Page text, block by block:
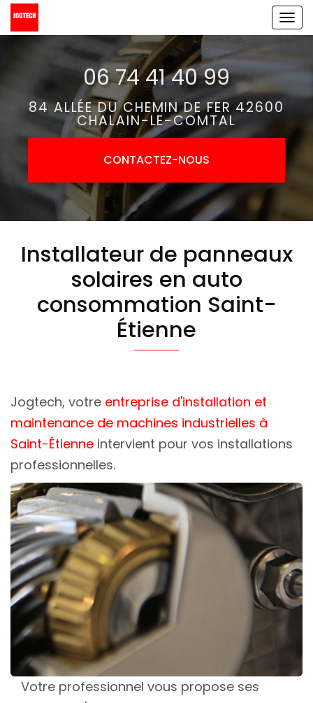
Aller
au
06 74 41 40 99
84 ALLÉE DU CHEMIN DE FER 42600
CHALAIN-LE-COMTAL
CONTACTEZ-NOUS
Installateur de panneaux
solaires en auto
consommation Saint-
Étienne
Jogtech, votre entreprise d'installation et
maintenance de machines industrielles à
Saint-Étienne intervient pour vos installations
professionnelles.
Votre professionnel vous propose ses